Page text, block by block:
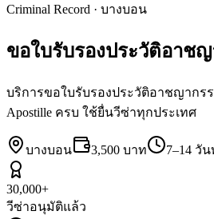
Criminal Record · บางบอน
ขอใบรับรองประวัติอาช
บริการขอใบรับรองประวัติอาชญากร
Apostille ครบ ใช้ยื่นวีซ่าทุกประเทศ
บางบอน 3,500 บาท 7–14 วั
30,000+
วีซ่าอนุมัติแล้ว